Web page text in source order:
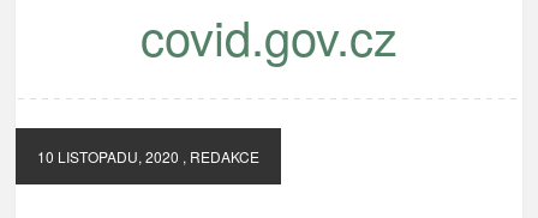
covid.gov.cz
10 LISTOPADU, 2020 , REDAKCE